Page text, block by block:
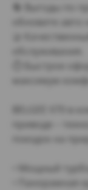
🔄 Выгоды по
обновите авто
🤝
⏱️ Быстрое
BELGEE X70 в
приводе –
поездок на
• Мощный
• Панорамная